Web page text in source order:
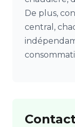
De plus,
central,